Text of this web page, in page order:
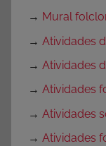
→ Mural
→ Atividades
→ Atividades
→ Atividades
→ Atividades
→ Atividades